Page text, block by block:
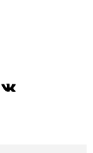
ВКонтакте